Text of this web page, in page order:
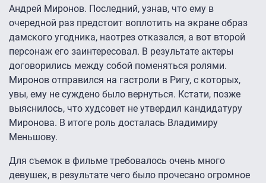
Андрей Миронов. Последний, узнав, что ему в
очередной раз предстоит воплотить на экране образ
дамского угодника, наотрез отказался, а вот второй
персонаж его заинтересовал. В результате актеры
договорились между собой поменяться ролями.
Миронов отправился на гастроли в Ригу, с которых,
увы, ему не суждено было вернуться. Кстати, позже
выяснилось, что худсовет не утвердил кандидатуру
Миронова. В итоге роль досталась Владимиру
Меньшову.
Для съемок в фильме требовалось очень много
девушек, в результате чего было прочесано огромное